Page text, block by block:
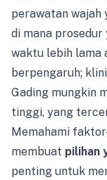
perawatan wajah
di mana prosedur
waktu lebih lama
berpengaruh;
Gading mungkin
tinggi, yang
Memahami
membuat pilihan
penting untuk